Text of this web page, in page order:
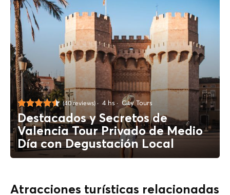
(40 reviews) 4 hs City Tours
Destacados y Secretos de
Valencia Tour Privado de Medio
Día con Degustación Local
Atracciones turísticas relacionadas